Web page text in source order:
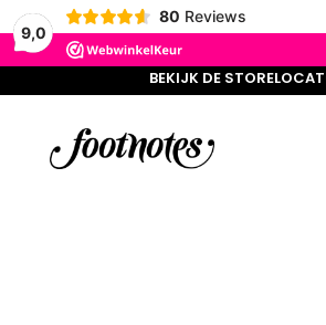
9,0
80 Reviews
BEKIJK DE
BEKIJK DE